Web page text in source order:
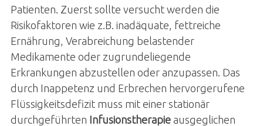
Patienten. Zuerst sollte versucht werden die
Risikofaktoren wie z.B. inadäquate, fettreiche
Ernährung, Verabreichung belastender
Medikamente oder zugrundeliegende
Erkrankungen abzustellen oder anzupassen. Das
durch Inappetenz und Erbrechen hervorgerufene
Flüssigkeitsdefizit muss mit einer stationär
durchgeführten Infusionstherapie ausgeglichen